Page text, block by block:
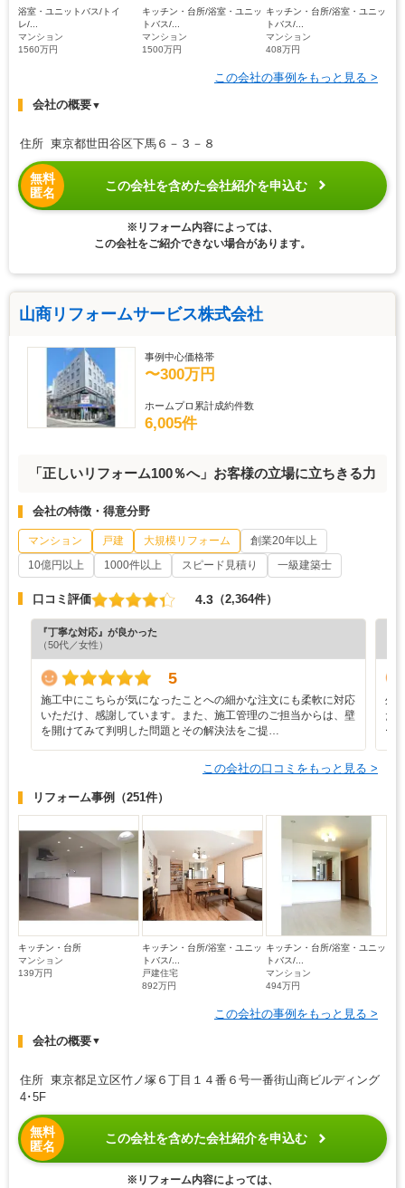
浴室・ユニットバス/トイ
レ/...
マンション
1560万円
キッチン・台所/浴室・ユニッ
トバス/...
マンション
1500万円
キッチン・台所/浴室・ユニッ
トバス/...
マンション
408万円
この会社の事例をもっと見る >
会社の概要▼
住所 東京都世田谷区下馬６－３－８
無料
匿名
この会社を含めた会社紹介を申込む
※リフォーム内容によっては、
この会社をご紹介できない場合があります。
山商リフォームサービス株式会社
事例中心価格帯
〜300万円
ホームプロ累計成約件数
6,005件
「正しいリフォーム100％へ」お客様の立場に立ちきる力
会社の特徴・得意分野
マンション 戸建 大規模リフォーム
創業20年以上
10億円以上
1000件以上 スピード見積り 一級建築士
口コミ評価 4.3 （2,364件）
『丁寧な対応』が良かった
（50代／女性）
5
施工中にこちらが気になったことへの細かな注文にも柔軟に対応
いただけ、感謝しています。また、施工管理のご担当からは、壁
を開けてみて判明した問題とその解決法をご提…
外
た
ー
この会社の口コミをもっと見る >
リフォーム事例 （251件）
キッチン・台所
マンション
139万円
キッチン・台所/浴室・ユニッ
トバス/...
戸建住宅
892万円
キッチン・台所/浴室・ユニッ
トバス/...
マンション
494万円
この会社の事例をもっと見る >
会社の概要▼
住所 東京都足立区竹ノ塚６丁目１４番６号一番街山商ビルディング
4･5F
無料
匿名
この会社を含めた会社紹介を申込む
※リフォーム内容によっては、